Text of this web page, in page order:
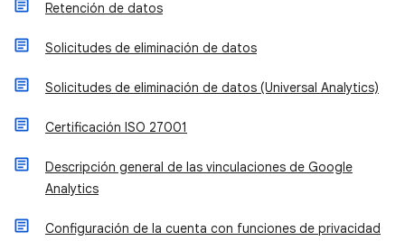
Retención de datos
Solicitudes de eliminación de datos
Solicitudes de eliminación de datos (Universal Analytics)
Certificación ISO 27001
Descripción general de las vinculaciones de Google
Analytics
Configuración de la cuenta con funciones de privacidad